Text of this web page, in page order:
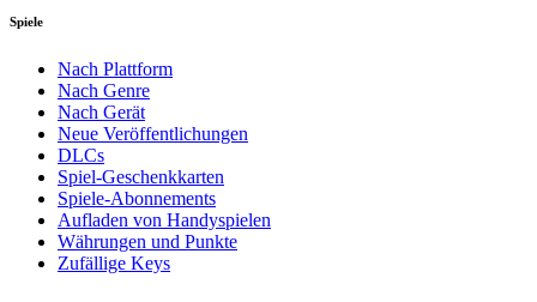
Spiele
Nach Plattform
Nach Genre
Nach Gerät
Neue Veröffentlichungen
DLCs
Spiel-Geschenkkarten
Spiele-Abonnements
Aufladen von Handyspielen
Währungen und Punkte
Zufällige Keys